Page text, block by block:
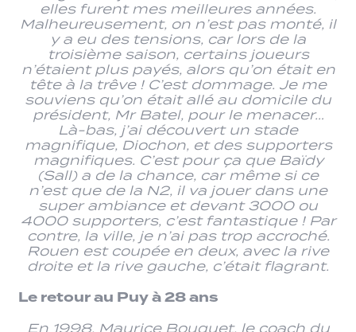
elles furent mes meilleures années.
Malheureusement, on n’est pas monté, il
y a eu des tensions, car lors de la
troisième saison, certains joueurs
n’étaient plus payés, alors qu’on était en
tête à la trêve ! C’est dommage. Je me
souviens qu’on était allé au domicile du
président, Mr Batel, pour le menacer…
Là-bas, j’ai découvert un stade
magnifique, Diochon, et des supporters
magnifiques. C’est pour ça que Baïdy
(Sall) a de la chance, car même si ce
n’est que de la N2, il va jouer dans une
super ambiance et devant 3000 ou
4000 supporters, c’est fantastique ! Par
contre, la ville, je n’ai pas trop accroché.
Rouen est coupée en deux, avec la rive
droite et la rive gauche, c’était flagrant.
Le retour au Puy à 28 ans
En 1998, Maurice Bouquet, le coach du